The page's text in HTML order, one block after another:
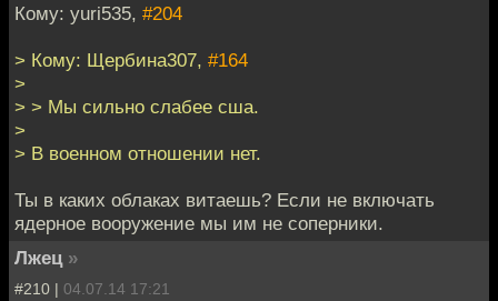
Кому: yuri535, #204
> Кому: Щербина307, #164
>
> > Мы сильно слабее сша.
>
> В военном отношении нет.
Ты в каких облаках витаешь? Если не включать
ядерное вооружение мы им не соперники.
Лжец »
#210 | 04.07.14 17:21